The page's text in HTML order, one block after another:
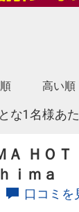
高い順
な1名様あ
Ａ ＨＯＴ
ｉｍａ
口コミを